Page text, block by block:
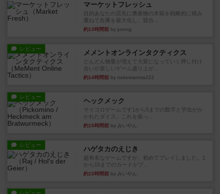
マーケットフレッシュ
目的あなたの店先に農産物の木箱を戦略的に積み
重ねて在庫を最大化し、競合...
約13時間前 by jurong
レビュー メメントオンラインタクティクス
どんどん物量が増えて大変になっていく押し付け
合いが楽しいゲーム盛り上が...
約14時間前 by nekomanma222
レビュー ヘックメック
サイコロゲームです1から5までの数字と芋虫がか
かれたダイス。これを振っ...
約15時間前 by みいやん
レビュー ハゲタカのえじき
超有名なゲームですが、初めてプレイしました。1
から15までのカードがプ...
約15時間前 by みいやん